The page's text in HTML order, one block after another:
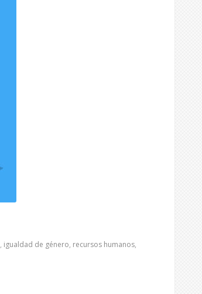
, igualdad de género, recursos humanos,